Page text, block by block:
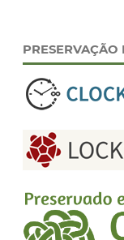
PRESERVAÇÃO